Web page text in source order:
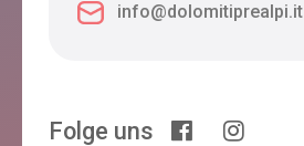
info@dolomitiprealpi.it
Folge uns